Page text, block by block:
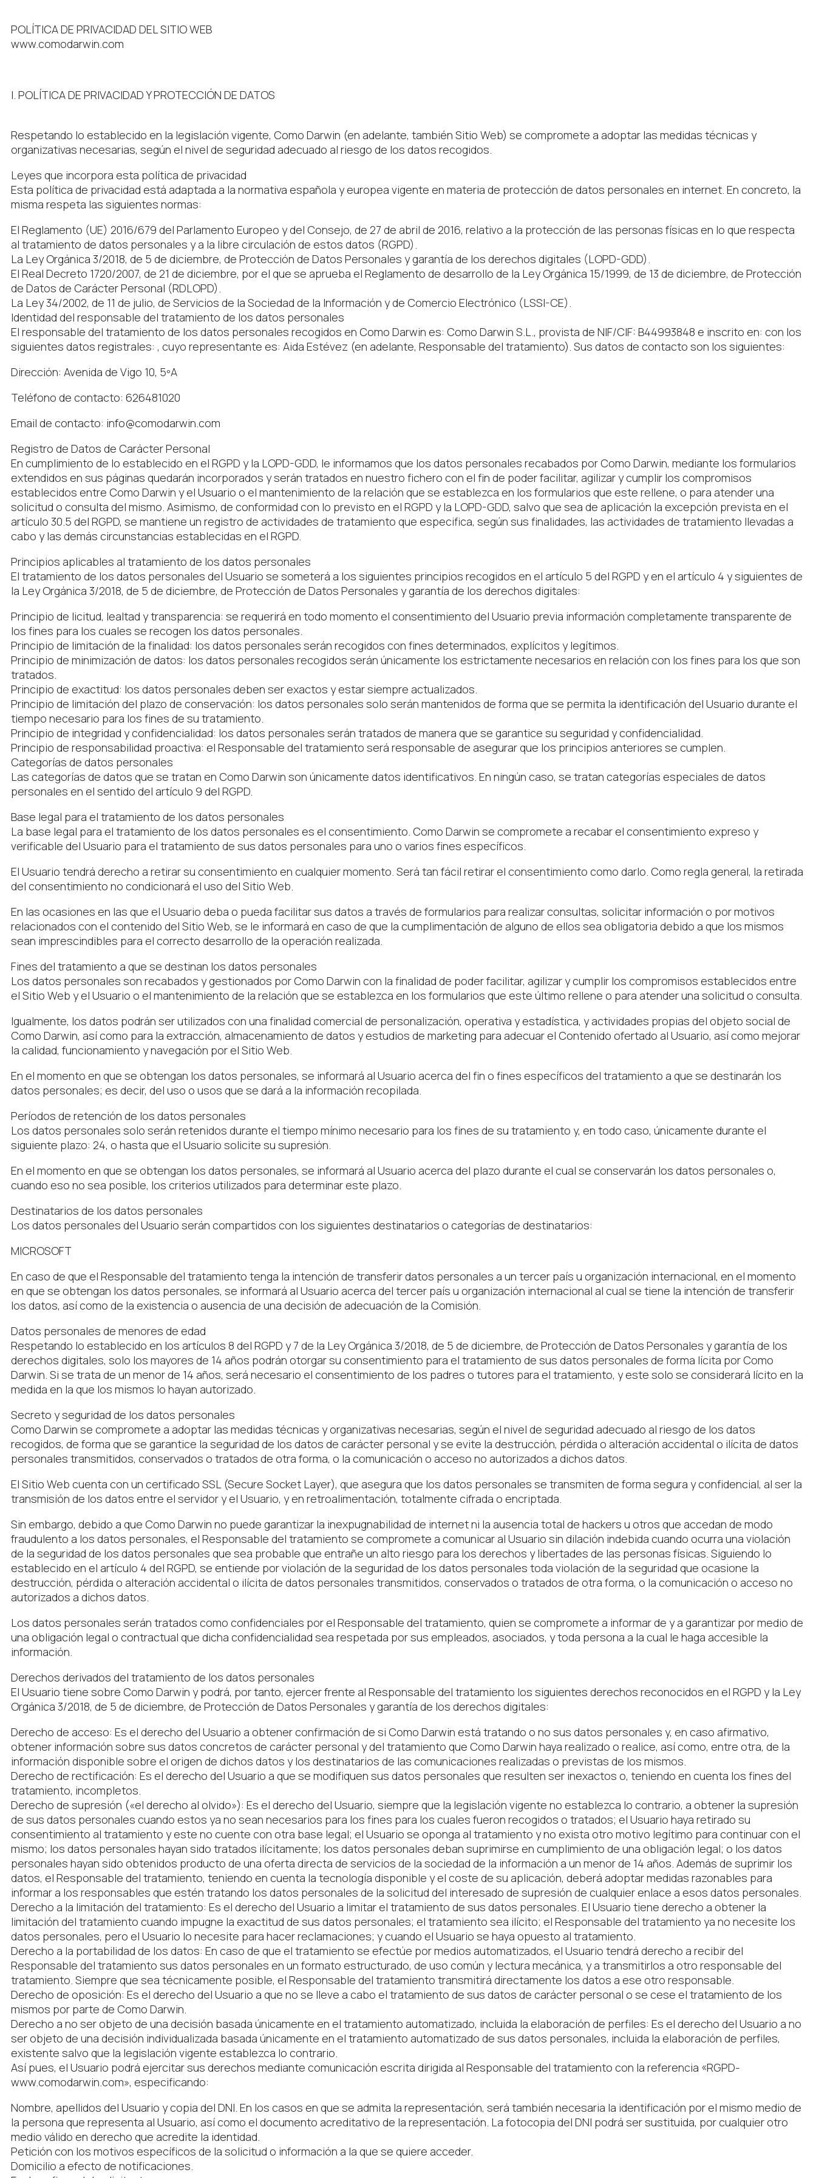
POLÍTICA DE PRIVACIDAD DEL SITIO WEB
www.comodarwin.com
I. POLÍTICA DE PRIVACIDAD Y PROTECCIÓN DE DATOS
Respetando lo establecido en la legislación vigente, Como Darwin (en adelante, también Sitio Web) se compromete a adoptar las medidas técnicas y
organizativas necesarias, según el nivel de seguridad adecuado al riesgo de los datos recogidos.
Leyes que incorpora esta política de privacidad
Esta política de privacidad está adaptada a la normativa española y europea vigente en materia de protección de datos personales en internet. En concreto, la
misma respeta las siguientes normas:
El Reglamento (UE) 2016/679 del Parlamento Europeo y del Consejo, de 27 de abril de 2016, relativo a la protección de las personas físicas en lo que respecta
al tratamiento de datos personales y a la libre circulación de estos datos (RGPD).
La Ley Orgánica 3/2018, de 5 de diciembre, de Protección de Datos Personales y garantía de los derechos digitales (LOPD-GDD).
El Real Decreto 1720/2007, de 21 de diciembre, por el que se aprueba el Reglamento de desarrollo de la Ley Orgánica 15/1999, de 13 de diciembre, de Protección
de Datos de Carácter Personal (RDLOPD).
La Ley 34/2002, de 11 de julio, de Servicios de la Sociedad de la Información y de Comercio Electrónico (LSSI-CE).
Identidad del responsable del tratamiento de los datos personales
El responsable del tratamiento de los datos personales recogidos en Como Darwin es: Como Darwin S.L., provista de NIF/CIF: B44993848 e inscrito en: con los
siguientes datos registrales: , cuyo representante es: Aida Estévez (en adelante, Responsable del tratamiento). Sus datos de contacto son los siguientes:
Dirección: Avenida de Vigo 10, 5ºA
Teléfono de contacto: 626481020
Email de contacto: info@comodarwin.com
Registro de Datos de Carácter Personal
En cumplimiento de lo establecido en el RGPD y la LOPD-GDD, le informamos que los datos personales recabados por Como Darwin, mediante los formularios
extendidos en sus páginas quedarán incorporados y serán tratados en nuestro fichero con el fin de poder facilitar, agilizar y cumplir los compromisos
establecidos entre Como Darwin y el Usuario o el mantenimiento de la relación que se establezca en los formularios que este rellene, o para atender una
solicitud o consulta del mismo. Asimismo, de conformidad con lo previsto en el RGPD y la LOPD-GDD, salvo que sea de aplicación la excepción prevista en el
artículo 30.5 del RGPD, se mantiene un registro de actividades de tratamiento que especifica, según sus finalidades, las actividades de tratamiento llevadas a
cabo y las demás circunstancias establecidas en el RGPD.
Principios aplicables al tratamiento de los datos personales
El tratamiento de los datos personales del Usuario se someterá a los siguientes principios recogidos en el artículo 5 del RGPD y en el artículo 4 y siguientes de
la Ley Orgánica 3/2018, de 5 de diciembre, de Protección de Datos Personales y garantía de los derechos digitales:
Principio de licitud, lealtad y transparencia: se requerirá en todo momento el consentimiento del Usuario previa información completamente transparente de
los fines para los cuales se recogen los datos personales.
Principio de limitación de la finalidad: los datos personales serán recogidos con fines determinados, explícitos y legítimos.
Principio de minimización de datos: los datos personales recogidos serán únicamente los estrictamente necesarios en relación con los fines para los que son
tratados.
Principio de exactitud: los datos personales deben ser exactos y estar siempre actualizados.
Principio de limitación del plazo de conservación: los datos personales solo serán mantenidos de forma que se permita la identificación del Usuario durante el
tiempo necesario para los fines de su tratamiento.
Principio de integridad y confidencialidad: los datos personales serán tratados de manera que se garantice su seguridad y confidencialidad.
Principio de responsabilidad proactiva: el Responsable del tratamiento será responsable de asegurar que los principios anteriores se cumplen.
Categorías de datos personales
Las categorías de datos que se tratan en Como Darwin son únicamente datos identificativos. En ningún caso, se tratan categorías especiales de datos
personales en el sentido del artículo 9 del RGPD.
Base legal para el tratamiento de los datos personales
La base legal para el tratamiento de los datos personales es el consentimiento. Como Darwin se compromete a recabar el consentimiento expreso y
verificable del Usuario para el tratamiento de sus datos personales para uno o varios fines específicos.
El Usuario tendrá derecho a retirar su consentimiento en cualquier momento. Será tan fácil retirar el consentimiento como darlo. Como regla general, la retirada
del consentimiento no condicionará el uso del Sitio Web.
En las ocasiones en las que el Usuario deba o pueda facilitar sus datos a través de formularios para realizar consultas, solicitar información o por motivos
relacionados con el contenido del Sitio Web, se le informará en caso de que la cumplimentación de alguno de ellos sea obligatoria debido a que los mismos
sean imprescindibles para el correcto desarrollo de la operación realizada.
Fines del tratamiento a que se destinan los datos personales
Los datos personales son recabados y gestionados por Como Darwin con la finalidad de poder facilitar, agilizar y cumplir los compromisos establecidos entre
el Sitio Web y el Usuario o el mantenimiento de la relación que se establezca en los formularios que este último rellene o para atender una solicitud o consulta.
Igualmente, los datos podrán ser utilizados con una finalidad comercial de personalización, operativa y estadística, y actividades propias del objeto social de
Como Darwin, así como para la extracción, almacenamiento de datos y estudios de marketing para adecuar el Contenido ofertado al Usuario, así como mejorar
la calidad, funcionamiento y navegación por el Sitio Web.
En el momento en que se obtengan los datos personales, se informará al Usuario acerca del fin o fines específicos del tratamiento a que se destinarán los
datos personales; es decir, del uso o usos que se dará a la información recopilada.
Períodos de retención de los datos personales
Los datos personales solo serán retenidos durante el tiempo mínimo necesario para los fines de su tratamiento y, en todo caso, únicamente durante el
siguiente plazo: 24, o hasta que el Usuario solicite su supresión.
En el momento en que se obtengan los datos personales, se informará al Usuario acerca del plazo durante el cual se conservarán los datos personales o,
cuando eso no sea posible, los criterios utilizados para determinar este plazo.
Destinatarios de los datos personales
Los datos personales del Usuario serán compartidos con los siguientes destinatarios o categorías de destinatarios:
MICROSOFT
En caso de que el Responsable del tratamiento tenga la intención de transferir datos personales a un tercer país u organización internacional, en el momento
en que se obtengan los datos personales, se informará al Usuario acerca del tercer país u organización internacional al cual se tiene la intención de transferir
los datos, así como de la existencia o ausencia de una decisión de adecuación de la Comisión.
Datos personales de menores de edad
Respetando lo establecido en los artículos 8 del RGPD y 7 de la Ley Orgánica 3/2018, de 5 de diciembre, de Protección de Datos Personales y garantía de los
derechos digitales, solo los mayores de 14 años podrán otorgar su consentimiento para el tratamiento de sus datos personales de forma lícita por Como
Darwin. Si se trata de un menor de 14 años, será necesario el consentimiento de los padres o tutores para el tratamiento, y este solo se considerará lícito en la
medida en la que los mismos lo hayan autorizado.
Secreto y seguridad de los datos personales
Como Darwin se compromete a adoptar las medidas técnicas y organizativas necesarias, según el nivel de seguridad adecuado al riesgo de los datos
recogidos, de forma que se garantice la seguridad de los datos de carácter personal y se evite la destrucción, pérdida o alteración accidental o ilícita de datos
personales transmitidos, conservados o tratados de otra forma, o la comunicación o acceso no autorizados a dichos datos.
El Sitio Web cuenta con un certificado SSL (Secure Socket Layer), que asegura que los datos personales se transmiten de forma segura y confidencial, al ser la
transmisión de los datos entre el servidor y el Usuario, y en retroalimentación, totalmente cifrada o encriptada.
Sin embargo, debido a que Como Darwin no puede garantizar la inexpugnabilidad de internet ni la ausencia total de hackers u otros que accedan de modo
fraudulento a los datos personales, el Responsable del tratamiento se compromete a comunicar al Usuario sin dilación indebida cuando ocurra una violación
de la seguridad de los datos personales que sea probable que entrañe un alto riesgo para los derechos y libertades de las personas físicas. Siguiendo lo
establecido en el artículo 4 del RGPD, se entiende por violación de la seguridad de los datos personales toda violación de la seguridad que ocasione la
destrucción, pérdida o alteración accidental o ilícita de datos personales transmitidos, conservados o tratados de otra forma, o la comunicación o acceso no
autorizados a dichos datos.
Los datos personales serán tratados como confidenciales por el Responsable del tratamiento, quien se compromete a informar de y a garantizar por medio de
una obligación legal o contractual que dicha confidencialidad sea respetada por sus empleados, asociados, y toda persona a la cual le haga accesible la
información.
Derechos derivados del tratamiento de los datos personales
El Usuario tiene sobre Como Darwin y podrá, por tanto, ejercer frente al Responsable del tratamiento los siguientes derechos reconocidos en el RGPD y la Ley
Orgánica 3/2018, de 5 de diciembre, de Protección de Datos Personales y garantía de los derechos digitales:
Derecho de acceso: Es el derecho del Usuario a obtener confirmación de si Como Darwin está tratando o no sus datos personales y, en caso afirmativo,
obtener información sobre sus datos concretos de carácter personal y del tratamiento que Como Darwin haya realizado o realice, así como, entre otra, de la
información disponible sobre el origen de dichos datos y los destinatarios de las comunicaciones realizadas o previstas de los mismos.
Derecho de rectificación: Es el derecho del Usuario a que se modifiquen sus datos personales que resulten ser inexactos o, teniendo en cuenta los fines del
tratamiento, incompletos.
Derecho de supresión («el derecho al olvido»): Es el derecho del Usuario, siempre que la legislación vigente no establezca lo contrario, a obtener la supresión
de sus datos personales cuando estos ya no sean necesarios para los fines para los cuales fueron recogidos o tratados; el Usuario haya retirado su
consentimiento al tratamiento y este no cuente con otra base legal; el Usuario se oponga al tratamiento y no exista otro motivo legítimo para continuar con el
mismo; los datos personales hayan sido tratados ilícitamente; los datos personales deban suprimirse en cumplimiento de una obligación legal; o los datos
personales hayan sido obtenidos producto de una oferta directa de servicios de la sociedad de la información a un menor de 14 años. Además de suprimir los
datos, el Responsable del tratamiento, teniendo en cuenta la tecnología disponible y el coste de su aplicación, deberá adoptar medidas razonables para
informar a los responsables que estén tratando los datos personales de la solicitud del interesado de supresión de cualquier enlace a esos datos personales.
Derecho a la limitación del tratamiento: Es el derecho del Usuario a limitar el tratamiento de sus datos personales. El Usuario tiene derecho a obtener la
limitación del tratamiento cuando impugne la exactitud de sus datos personales; el tratamiento sea ilícito; el Responsable del tratamiento ya no necesite los
datos personales, pero el Usuario lo necesite para hacer reclamaciones; y cuando el Usuario se haya opuesto al tratamiento.
Derecho a la portabilidad de los datos: En caso de que el tratamiento se efectúe por medios automatizados, el Usuario tendrá derecho a recibir del
Responsable del tratamiento sus datos personales en un formato estructurado, de uso común y lectura mecánica, y a transmitirlos a otro responsable del
tratamiento. Siempre que sea técnicamente posible, el Responsable del tratamiento transmitirá directamente los datos a ese otro responsable.
Derecho de oposición: Es el derecho del Usuario a que no se lleve a cabo el tratamiento de sus datos de carácter personal o se cese el tratamiento de los
mismos por parte de Como Darwin.
Derecho a no ser objeto de una decisión basada únicamente en el tratamiento automatizado, incluida la elaboración de perfiles: Es el derecho del Usuario a no
ser objeto de una decisión individualizada basada únicamente en el tratamiento automatizado de sus datos personales, incluida la elaboración de perfiles,
existente salvo que la legislación vigente establezca lo contrario.
Así pues, el Usuario podrá ejercitar sus derechos mediante comunicación escrita dirigida al Responsable del tratamiento con la referencia «RGPD-
www.comodarwin.com», especificando:
Nombre, apellidos del Usuario y copia del DNI. En los casos en que se admita la representación, será también necesaria la identificación por el mismo medio de
la persona que representa al Usuario, así como el documento acreditativo de la representación. La fotocopia del DNI podrá ser sustituida, por cualquier otro
medio válido en derecho que acredite la identidad.
Petición con los motivos específicos de la solicitud o información a la que se quiere acceder.
Domicilio a efecto de notificaciones.